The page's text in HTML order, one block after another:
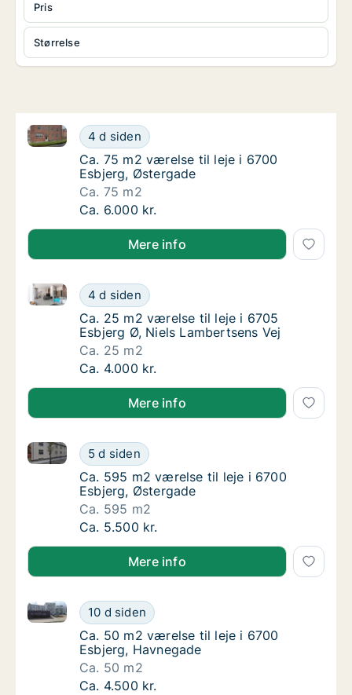
Størrelse
Pris
Ca. 75 m2 værelse til leje i 6700 Esbjerg,
4 d siden
Ca. 75 m2 værelse til leje i 6700 Esbjerg, Østergade
Ca. 75 m2 værelse til leje i 6700 Esbjerg,
Ca. 75 m2 værelse til leje i 6700
Esbjerg, Østergade
Ca. 75 m2
Ca. 75 m2 værelse til leje i 6700 Esbjerg,
Ca. 6.000 kr.
Mere info
Ca. 25 m2 værelse til leje i 6705 Esbjerg Ø,
4 d siden
Ca. 25 m2 værelse til leje i 6705 Esbjerg Ø, Niels
Ca. 25 m2 værelse til leje i 6705 Esbjerg Ø,
Ca. 25 m2 værelse til leje i 6705
Esbjerg Ø, Niels Lambertsens Vej
Ca. 25 m2
Ca. 25 m2 værelse til leje i 6705 Esbjerg Ø,
Ca. 4.000 kr.
Mere info
Ca. 595 m2 værelse til leje i 6700 Esbjerg,
5 d siden
Ca. 595 m2 værelse til leje i 6700 Esbjerg,
Ca. 595 m2 værelse til leje i 6700 Esbjerg,
Ca. 595 m2 værelse til leje i 6700
Esbjerg, Østergade
Ca. 595 m2
Ca. 595 m2 værelse til leje i 6700 Esbjerg,
Ca. 5.500 kr.
Mere info
Ca. 50 m2 værelse til leje i 6700 Esbjerg,
10 d siden
Ca. 50 m2 værelse til leje i 6700 Esbjerg,
Ca. 50 m2 værelse til leje i 6700 Esbjerg,
Ca. 50 m2 værelse til leje i 6700
Esbjerg, Havnegade
Ca. 50 m2
Ca. 50 m2 værelse til leje i 6700 Esbjerg,
Ca. 4.500 kr.